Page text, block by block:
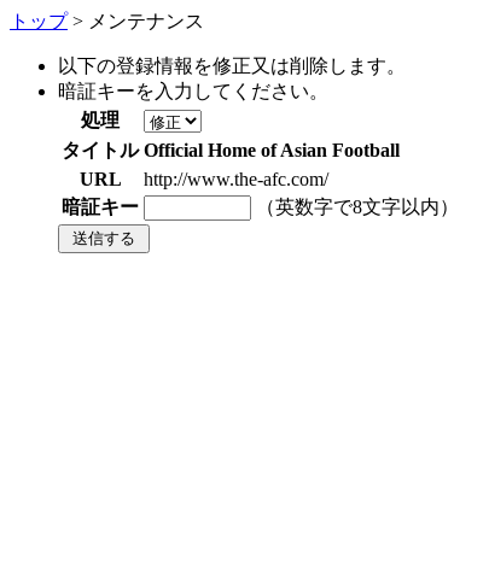
トップ> メンテナンス
以下の登録情報を修正又は削除します。
暗証キーを入力してください。
処理
タイトル Official Home of Asian Football
URL
http://www.the-afc.com/
暗証キー
（英数字で8文字以内）